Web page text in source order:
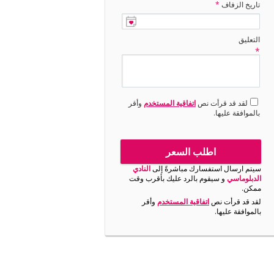
تاريخ الزفاف *
التعليق
*
لقد قد قرأت نصاتفاقية المستخدم وأقر
بالموافقة عليها.
اطلب السعر
سيتم ارسال استفسارك مباشرةً إلىالنادي
الدبلوماسي و سيقوم بالرد عليك بأقرب وقت
ممكن.
لقد قد قرأت نصاتفاقية المستخدم وأقر
بالموافقة عليها.